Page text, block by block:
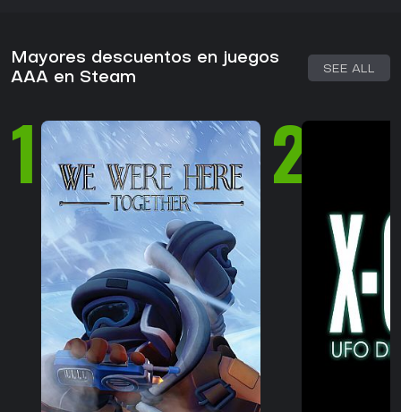
Mayores descuentos en juegos
AAA en Steam
SEE ALL
1 2